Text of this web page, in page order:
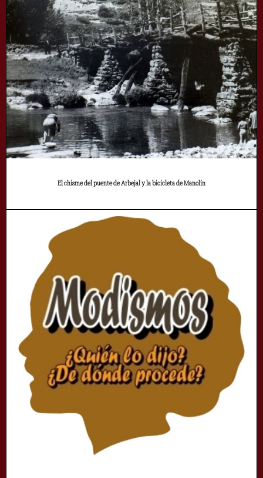
El chisme del puente de Arbejal y la bicicleta de Manolín